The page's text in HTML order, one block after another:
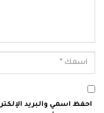
احفظ اسمي والبريد